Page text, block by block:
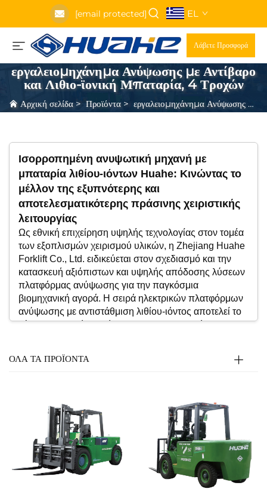
[email protected] EL
Λάβετε Προσφορά
εργαλειομηχάνημα Ανύψωσης με Αντίβαρο
και Λιθιο-ϊονική Μπαταρία, 4 Τροχών
Αρχική σελίδα> Προϊόντα> εργαλειομηχάνημα Ανύψωσης με Αντίβαρο και Λιθιο-ϊονική Μπαταρία, 4 Τροχών
Ισορροπημένη ανυψωτική μηχανή με
μπαταρία λιθίου-ιόντων Huahe: Κινώντας το
μέλλον της εξυπνότερης και
αποτελεσματικότερης πράσινης χειριστικής
λειτουργίας
Ως εθνική επιχείρηση υψηλής τεχνολογίας στον τομέα
των εξοπλισμών χειρισμού υλικών, η Zhejiang Huahe
Forklift Co., Ltd. ειδικεύεται στον σχεδιασμό και την
κατασκευή αξιόπιστων και υψηλής απόδοσης λύσεων
πλατφόρμας ανύψωσης για την παγκόσμια
βιομηχανική αγορά. Η σειρά ηλεκτρικών πλατφόρμων
ανύψωσης με αντιστάθμιση λιθίου-ιόντος αποτελεί το
κύριο ηλεκτρικό προϊόν μας, που κατασκευάστηκε για
καύση με καθαρότερη, πιο έξυπνη και
σταθερή λειτουργία σε ακραία περιβάλλοντα, όπως
εργαστήρια υψηλής θερμοκρασίας, ψυχρή αλυσίδα
αποθήκευσης και σκονισμένες εξωτερικές αποθήκες.
Βασικά Πλεονεκτήματα Προϊόντων
1. Υψηλής απόδοσης σύστημα μπαταριών λιθίου-
σιδήρου-φωσφόρου (LiFePO₄)
Εξαιρετική Διάρκεια Ζωής & Ανώτερη Ασφάλεια:
ΟΛΑ ΤΑ ΠΡΟΪΟΝΤΑ